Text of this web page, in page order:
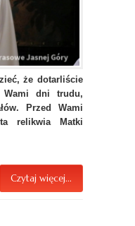
że dotarliście
Wami dni trudu,
Przed Wami
relikwia Matki
Czytaj więcej...